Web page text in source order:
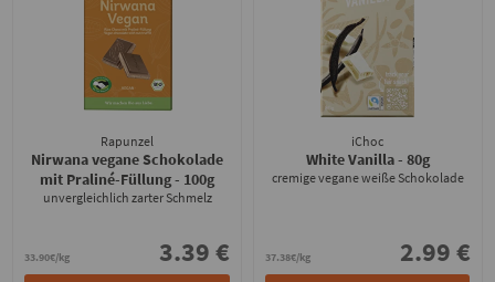
Rapunzel
Nirwana vegane Schokolade
mit Praliné-Füllung- 100g
unvergleichlich zarter Schmelz
33.90€/kg 3.39 €
iChoc
White Vanilla- 80g
cremige vegane weiße Schokolade
37.38€/kg 2.99 €